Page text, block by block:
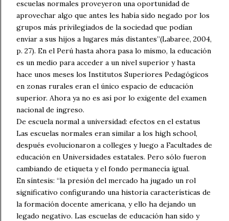
escuelas normales proveyeron una oportunidad de
aprovechar algo que antes les había sido negado por los
grupos más privilegiados de la sociedad que podían
enviar a sus hijos a lugares más distantes”(Labaree, 2004,
p. 27). En el Perú hasta ahora pasa lo mismo, la educación
es un medio para acceder a un nivel superior y hasta
hace unos meses los Institutos Superiores Pedagógicos
en zonas rurales eran el único espacio de educación
superior. Ahora ya no es así por lo exigente del examen
nacional de ingreso.
De escuela normal a universidad: efectos en el estatus
Las escuelas normales eran similar a los high school,
después evolucionaron a colleges y luego a Facultades de
educación en Universidades estatales. Pero sólo fueron
cambiando de etiqueta y el fondo permanecía igual.
En síntesis: “la presión del mercado ha jugado un rol
significativo configurando una historia características de
la formación docente americana, y ello ha dejando un
legado negativo. Las escuelas de educación han sido y